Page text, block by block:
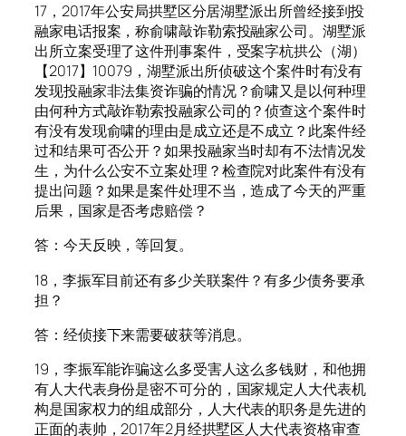
17，2017年公安局拱墅区分居湖墅派出所曾经接到投
融家电话报案，称俞啸敲诈勒索投融家公司。湖墅派
出所立案受理了这件刑事案件，受案字杭拱公（湖）
【2017】10079，湖墅派出所侦破这个案件时有没有
发现投融家非法集资诈骗的情况？俞啸又是以何种理
由何种方式敲诈勒索投融家公司的？侦查这个案件时
有没有发现俞啸的理由是成立还是不成立？此案件经
过和结果可否公开？如果投融家当时却有不法情况发
生，为什么公安不立案处理？检查院对此案件有没有
提出问题？如果是案件处理不当，造成了今天的严重
后果，国家是否考虑赔偿？
答：今天反映，等回复。
18，李振军目前还有多少关联案件？有多少债务要承
担？
答：经侦接下来需要破获等消息。
19，李振军能诈骗这么多受害人这么多钱财，和他拥
有人大代表身份是密不可分的，国家规定人大代表机
构是国家权力的组成部分，人大代表的职务是先进的
正面的表帅，2017年2月经拱墅区人大代表资格审查